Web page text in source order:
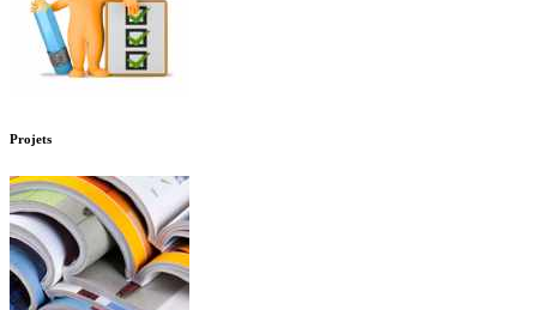
Projets